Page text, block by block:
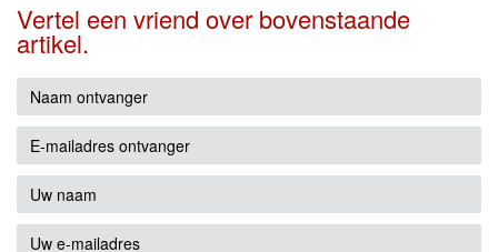
Vertel een vriend over bovenstaande
artikel.